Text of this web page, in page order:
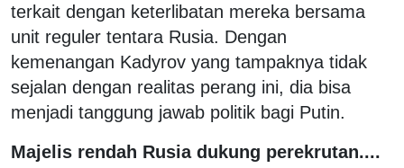
terkait dengan keterlibatan mereka bersama
unit reguler tentara Rusia. Dengan
kemenangan Kadyrov yang tampaknya tidak
sejalan dengan realitas perang ini, dia bisa
menjadi tanggung jawab politik bagi Putin.
Majelis rendah Rusia dukung perekrutan....